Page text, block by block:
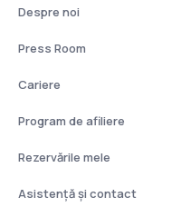
Despre noi
Press Room
Cariere
Program de afiliere
Rezervările mele
Asistenţă şi contact